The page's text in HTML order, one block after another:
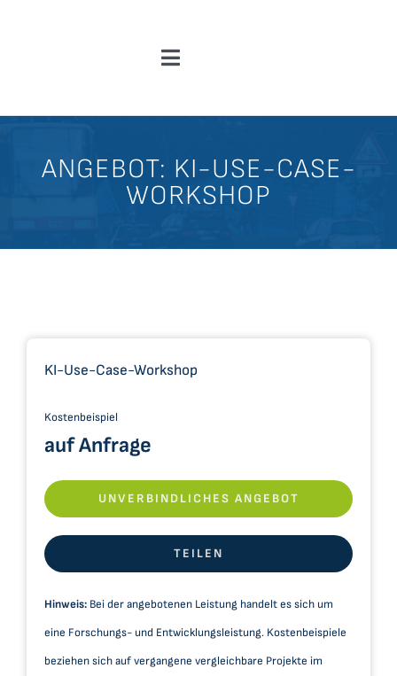
Toggle
Über Uns
News
ANGEBOT: KI-USE-CASE-
WORKSHOP
KI-Use-Case-Workshop
Kostenbeispiel
auf Anfrage
UNVERBINDLICHES ANGEBOT
TEILEN
Hinweis: Bei der angebotenen Leistung handelt es sich um
eine Forschungs- und Entwicklungsleistung. Kostenbeispiele
beziehen sich auf vergangene vergleichbare Projekte im